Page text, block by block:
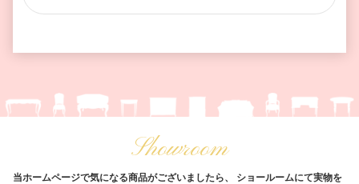
Showroom
当ホームページで気になる商品がございましたら、
ショールームにて実物を